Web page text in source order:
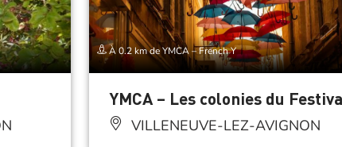
À 0.2 km de YMCA – French Y
YMCA – Les colonies du
VILLENEUVE-LEZ-AVIGNON